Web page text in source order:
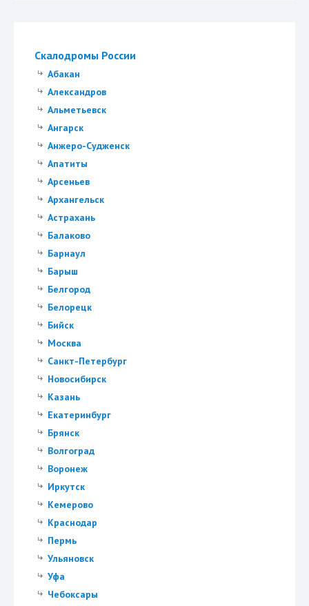
Скалодромы России
Абакан
Александров
Альметьевск
Ангарск
Анжеро-Судженск
Апатиты
Арсеньев
Архангельск
Астрахань
Балаково
Барнаул
Барыш
Белгород
Белорецк
Бийск
Москва
Санкт-Петербург
Новосибирск
Казань
Екатеринбург
Брянск
Волгоград
Воронеж
Иркутск
Кемерово
Краснодар
Пермь
Ульяновск
Уфа
Чебоксары